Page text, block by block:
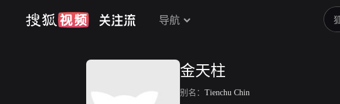
导航
金天柱
别名： Tienchu Chin